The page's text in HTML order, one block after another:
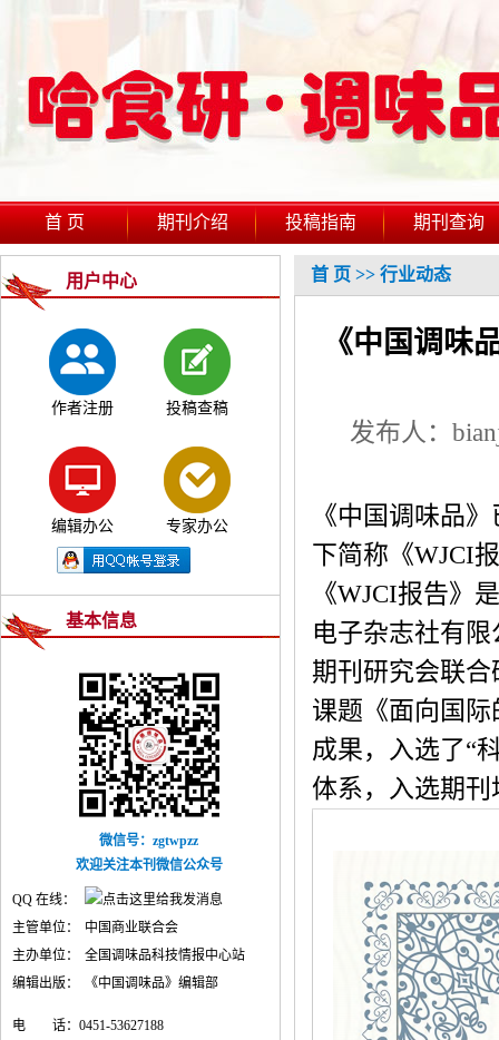
首 页 期刊介绍 投稿指南 期刊查询
首 页 >> 行业动态
《中国调味
发布人：
《中国调味品
下简称《WJCI
《WJCI报告》
电子杂志社有
期刊研究会联
课题《面向国
成果，入选了“
体系，入选期
用户中心
作者注册 投稿查稿
编辑办公 专家办公
基本信息
微信号：zgtwpzz
欢迎关注本刊微信公众号
QQ 在线：
主管单位：
中国商业联合会
主办单位：
全国调味品科技情报中心站
编辑出版：
《中国调味品》编辑部
电 话：0451-53627188